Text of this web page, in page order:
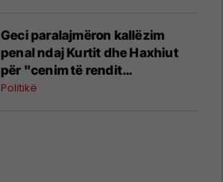
Geci paralajmëron kallëzim
penal ndaj Kurtit dhe Haxhiut
për "cenim të rendit
kushtetues"
Politikë